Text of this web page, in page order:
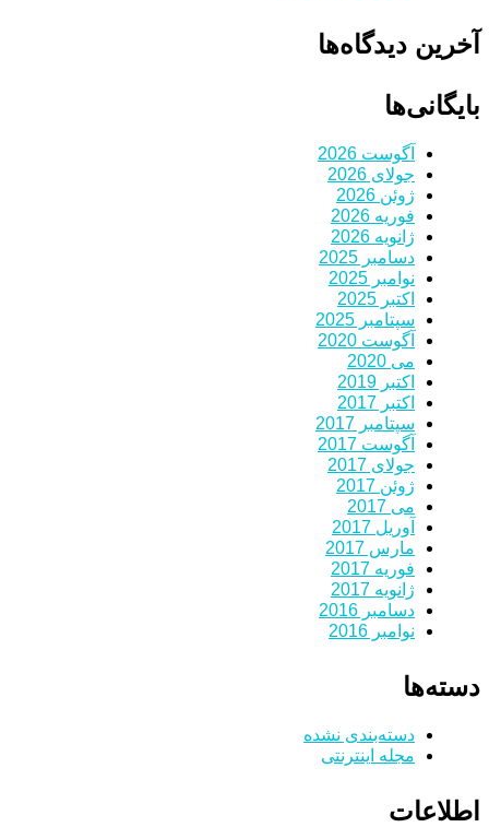
آخرین دیدگاه‌ها
بایگانی‌ها
آگوست 2026
جولای 2026
ژوئن 2026
فوریه 2026
ژانویه 2026
دسامبر 2025
نوامبر 2025
اکتبر 2025
سپتامبر 2025
آگوست 2020
می 2020
اکتبر 2019
اکتبر 2017
سپتامبر 2017
آگوست 2017
جولای 2017
ژوئن 2017
می 2017
آوریل 2017
مارس 2017
فوریه 2017
ژانویه 2017
دسامبر 2016
نوامبر 2016
دسته‌ها
دسته‌بندی نشده
مجله اینترنتی
اطلاعات